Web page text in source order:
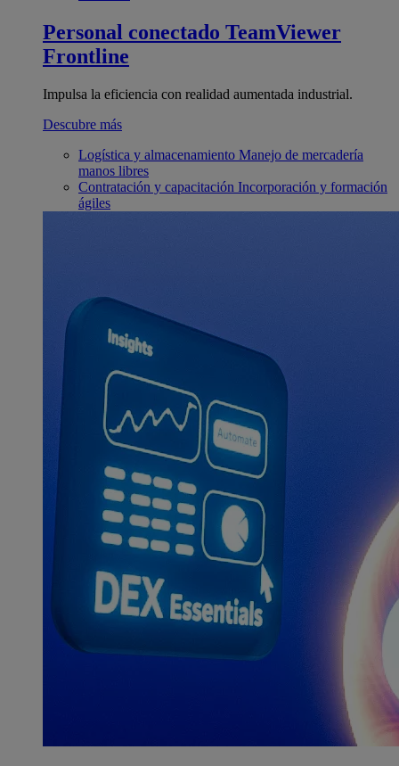
Personal conectado TeamViewer
Frontline
Impulsa la eficiencia con realidad aumentada industrial.
Descubre más
Logística y almacenamiento Manejo de mercadería
manos libres
Contratación y capacitación Incorporación y formación
ágiles